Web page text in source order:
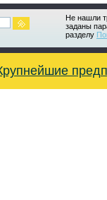
Не нашли
заданы
разделу